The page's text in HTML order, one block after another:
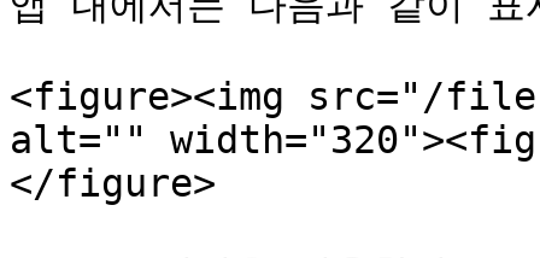
<figure><img src="/
alt=""
</figure>